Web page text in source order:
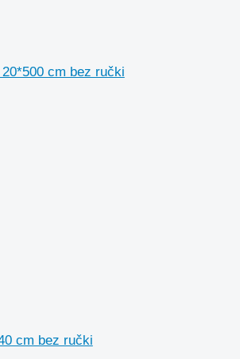
cm bez ručki
cm bez ručki